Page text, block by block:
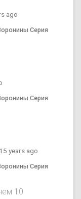
ago
Серия
Серия
15 years ago
Серия
10